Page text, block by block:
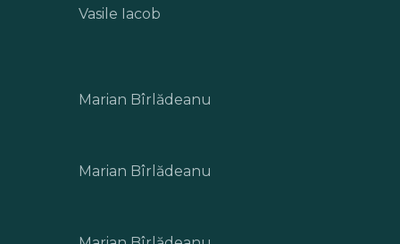
Vasile Iacob
Marian Bîrlădeanu
Marian Bîrlădeanu